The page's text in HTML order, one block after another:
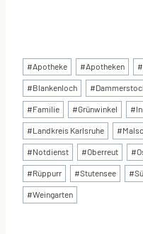
Schlagworte:
#Apotheke #Apotheken #
#Blankenloch #
#Familie #Grünwinkel #
#Landkreis Karlsruhe #
#Notdienst #Oberreut #
#Rüppurr #Stutensee #
#Weingarten